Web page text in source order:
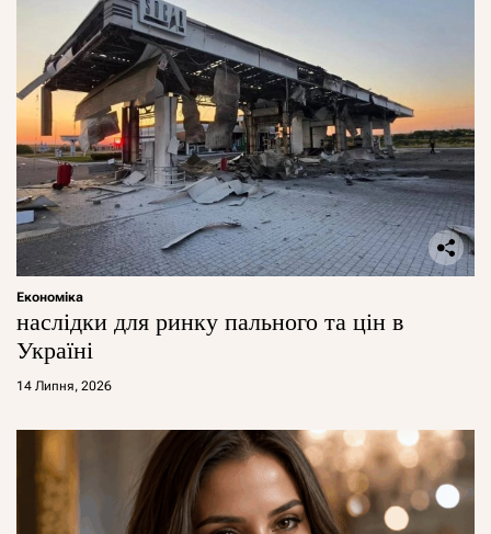
Економіка
наслідки для ринку пального та цін в
Україні
14 Липня, 2026